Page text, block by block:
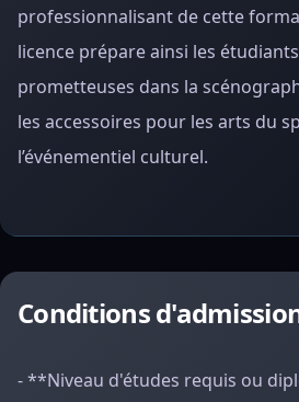
professionnalisant de cette
licence prépare ainsi les
prometteuses dans la
les accessoires pour les arts du
l’événementiel culturel.
Conditions
- **Niveau d'études requis ou